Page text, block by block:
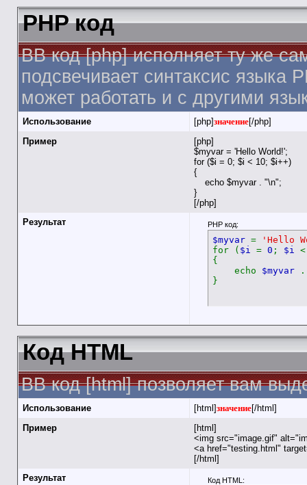
PHP код
BB код [php] исполняет ту же
подсвечивает синтаксис языка
может работать и с другими
Использование [php]значение[/php]
Пример
[php]
$myvar = 'Hello World!';
for ($i = 0; $i < 10; $i++)
{
echo $myvar . "\n";
}
[/php]
Результат
PHP код:
$myvar =
'Hello
for ( $i = 0 ; $i
{
echo $myvar
}
Код HTML
BB код [html] позволяет вам
Использование [html]значение[/html]
Пример
[html]
<img src="image.gif"
<a href="testing.html"
[/html]
Результат
Код HTML: